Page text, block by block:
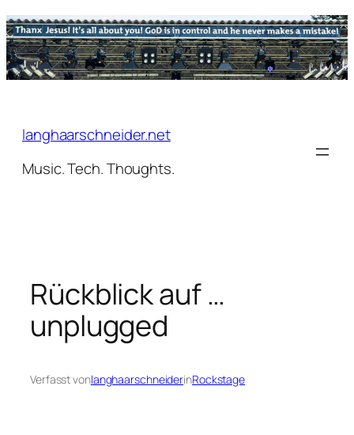
Zum
Inhalt
springen
langhaarschneider.net
Music. Tech. Thoughts.
Rückblick auf …
unplugged
Verfasst vonlanghaarschneiderinRockstage